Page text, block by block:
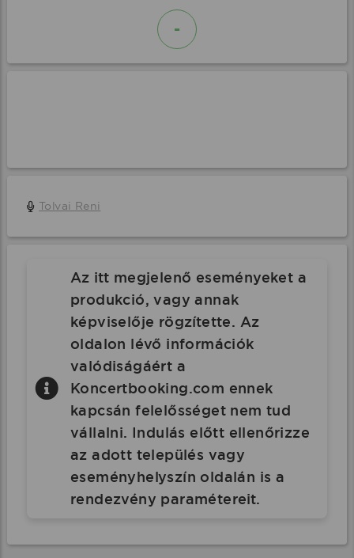
-
Tolvai Reni
Az itt megjelenő eseményeket a
produkció, vagy annak
képviselője rögzítette. Az
oldalon lévő információk
valódiságáért a
Koncertbooking.com ennek
kapcsán felelősséget nem tud
vállalni. Indulás előtt ellenőrizze
az adott település vagy
eseményhelyszín oldalán is a
rendezvény paramétereit.